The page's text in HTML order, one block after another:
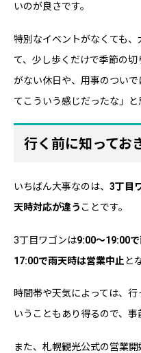
いのが良さです。
特別なイベントがなくても
て、少し歩くだけで季節の
がない休日や、用事のつい
てこういう感じだったな」と
行く前に知ってお
いちばん大事なのは、 3丁目
天時対応が違う ことです。
3丁目ワゴンは9:00〜19:00
17:00で雨天時は営業中止と
時間帯や天気によっては、
いうこともあり得るので、事
また、札幌観光公式の営業